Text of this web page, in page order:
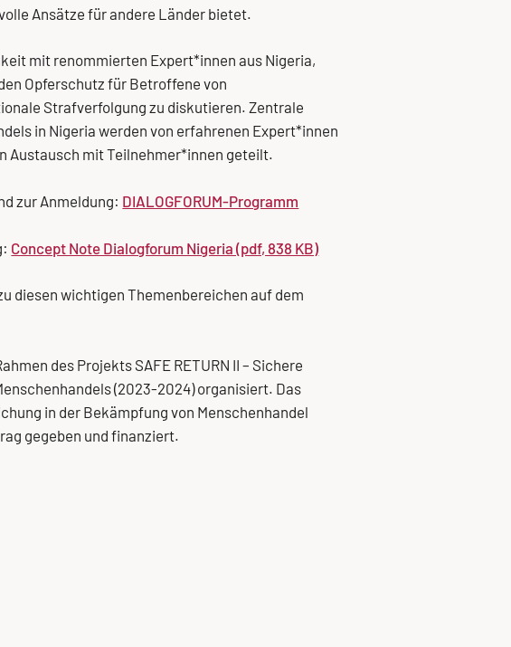
Ansätze für andere Länder bietet.
mit renommierten Expert*innen aus Nigeria,
Opferschutz für Betroffene von
Strafverfolgung zu diskutieren. Zentrale
in Nigeria werden von erfahrenen Expert*innen
Austausch mit Teilnehmer*innen geteilt.
zur Anmeldung: DIALOGFORUM-Programm
Concept Note Dialogforum Nigeria (pdf, 838 KB)
diesen wichtigen Themenbereichen auf dem
des Projekts SAFE RETURN II – Sichere
(2023-2024) organisiert. Das
in der Bekämpfung von Menschenhandel
gegeben und finanziert.